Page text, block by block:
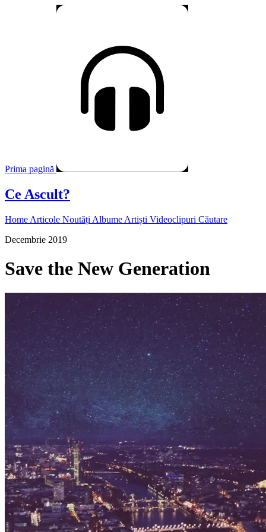
Prima pagină
Ce Ascult?
Home Articole Noutăți Albume Artiști Videoclipuri Căutare
Decembrie 2019
Save the New Generation
Pagina externă
Pagina externă
KAO Kings Are Overrated
Pagina externă
Pagina externă Pagina externă
Pagina
externă
Pagina externă